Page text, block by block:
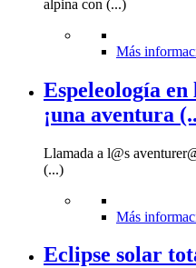
alpina con (...)
Más
Espeleología
¡una aventura
Llamada a l@s
(...)
Más
Eclipse solar